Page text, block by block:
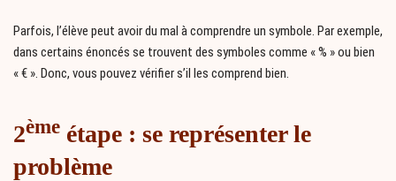
Parfois, l’élève peut avoir du mal à comprendre un symbole. Par exemple,
dans certains énoncés se trouvent des symboles comme « % » ou bien
« € ». Donc, vous pouvez vérifier s’il les comprend bien.
2ème étape : se représenter le
problème